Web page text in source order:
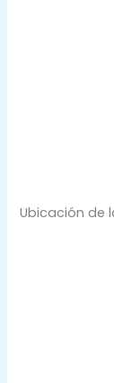
Ubicación de